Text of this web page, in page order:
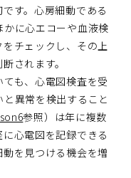
す。心房細動である
に心エコーや血液検
チェックし、その上
されます。
も、心電図検査を受
異常を検出すること
参照）は年に複数
心電図を記録できる
を見つける機会を増